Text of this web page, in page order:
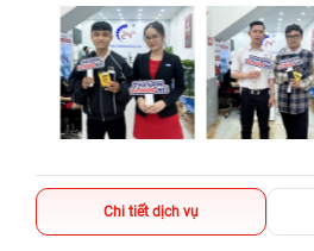
Chi tiết dịch vụ